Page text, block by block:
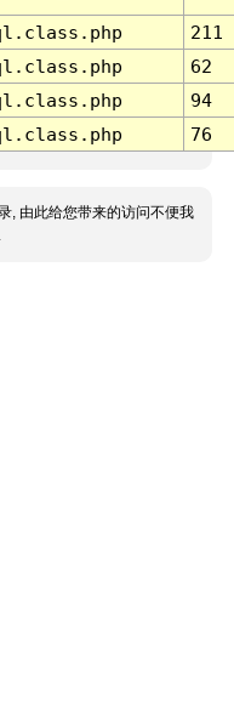
211
62
94
76
, 由此给您带来的访问不便我